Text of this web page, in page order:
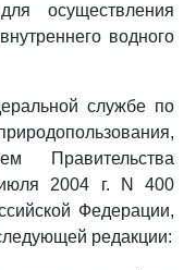
осуществления
водного
службе по
Правительства
2004 г. N 400
Федерации,
редакции: